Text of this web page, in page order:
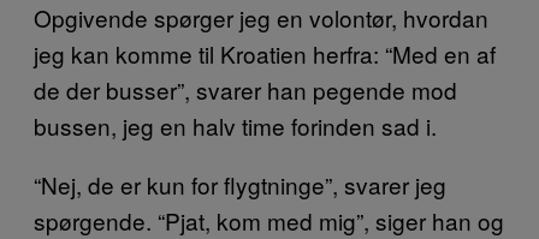
Opgivende spørger jeg en volontør, hvordan
jeg kan komme til Kroatien herfra: “Med en af
de der busser”, svarer han pegende mod
bussen, jeg en halv time forinden sad i.
“Nej, de er kun for flygtninge”, svarer jeg
spørgende. “Pjat, kom med mig”, siger han og